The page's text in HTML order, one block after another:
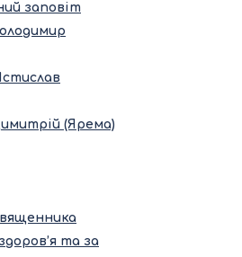
заповіт
(Ярема)
та за